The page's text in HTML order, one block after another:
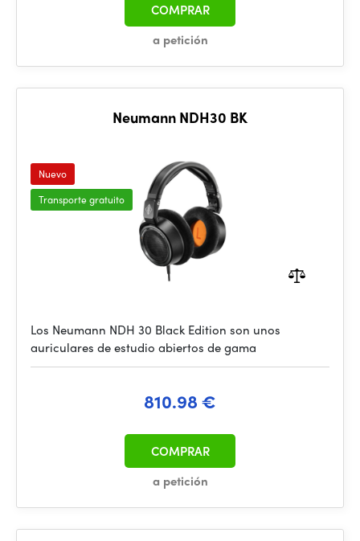
a petición
COMPRAR
Neumann NDH30 BK
Nuevo
Transporte gratuito
Los Neumann NDH 30 Black Edition son unos
auriculares de estudio abiertos de gama
810.98 €
a petición
COMPRAR